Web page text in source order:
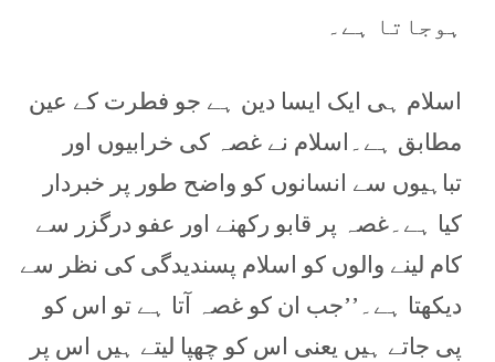
ہوجاتا ہے۔
اسلام ہی ایک ایسا دین ہے جو فطرت کے عین
مطابق ہے۔اسلام نے غصہ کی خرابیوں اور
تباہیوں سے انسانوں کو واضح طور پر خبردار
کیا ہے۔غصہ پر قابو رکھنے اور عفو درگزر سے
کام لینے والوں کو اسلام پسندیدگی کی نظر سے
دیکھتا ہے۔’’جب ان کو غصہ آتا ہے تو اس کو
پی جاتے ہیں یعنی اس کو چھپا لیتے ہیں اس پر